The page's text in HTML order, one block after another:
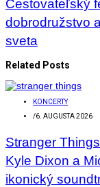
Cestovateľský
dobrodružstvo
sveta
Related Posts
KONCERTY
/6. AUGUSTA 2026
Stranger
Kyle Dixon a
ikonický